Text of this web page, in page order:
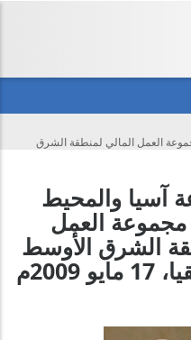
مركز المعلومات
الفعاليات
نظرة عامة
العمل المالي لمنطقة الشرق
آسيا والمحيط
مجموعة العمل
الشرق الأوسط